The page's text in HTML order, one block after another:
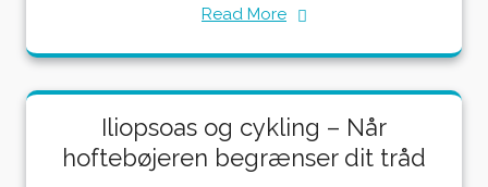
Read More
Iliopsoas og cykling – Når
hoftebøjeren begrænser dit tråd